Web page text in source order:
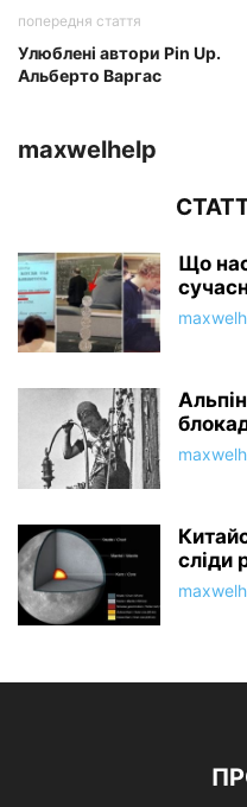
попередня стаття
Улюблені автори Pin Up.
Альберто Варгас
maxwelhelp
Що
сліди